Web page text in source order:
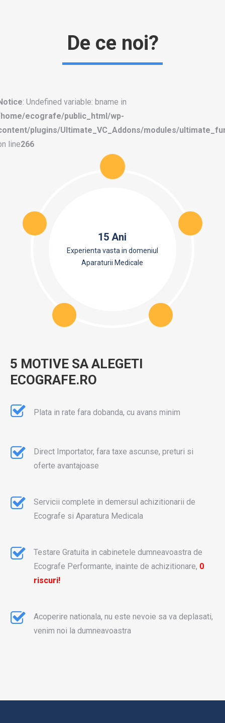
De ce noi?
: Undefined variable: bname in
ecografe/public_html/wp-
plugins/Ultimate_VC_Addons/modules/
line266
15 Ani
Experienta vasta in domeniul
Aparaturii Medicale
5 MOTIVE SA ALEGETI
ECOGRAFE.RO
Plata in rate fara dobanda, cu avans minim
Direct Importator, fara taxe ascunse, preturi si
oferte avantajoase
Servicii complete in demersul achizitionarii de
Ecografe si Aparatura Medicala
Testare Gratuita in cabinetele dumneavoastra de
Ecografe Performante, inainte de achizitionare, 0
riscuri!
Acoperire nationala, nu este nevoie sa va deplasati,
venim noi la dumneavoastra